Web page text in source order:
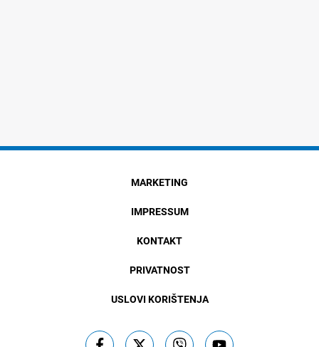
MARKETING
IMPRESSUM
KONTAKT
PRIVATNOST
USLOVI KORIŠTENJA